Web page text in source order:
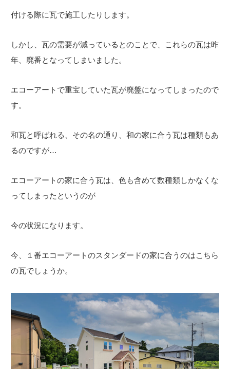
付ける際に瓦で施工したりします。
しかし、瓦の需要が減っているとのことで、これらの瓦は昨
年、廃番となってしまいました。
エコーアートで重宝していた瓦が廃盤になってしまったので
す。
和瓦と呼ばれる、その名の通り、和の家に合う瓦は種類もあ
るのですが…
エコーアートの家に合う瓦は、色も含めて数種類しかなくな
ってしまったというのが
今の状況になります。
今、１番エコーアートのスタンダードの家に合うのはこちら
の瓦でしょうか。